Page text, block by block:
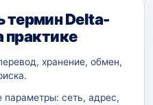
термин Delta-
практике
хранение, обмен,
параметры: сеть, адрес,